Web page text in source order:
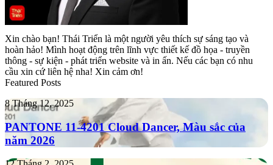
Xin chào bạn! Thái Triển là một người yêu thích sự sáng tạo và
hoàn hảo! Mình hoạt động trên lĩnh vực thiết kế đồ họa - truyền
thông - sự kiện - phát triển website và in ấn. Nếu các bạn có nhu
cầu xin cứ liên hệ nha! Xin cảm ơn!
Featured Posts
PANTONE
11-
4201
Cloud
Dancer,
Màu
8 Tháng 12, 2025
PANTONE 11-4201 Cloud Dancer, Màu sắc của
năm 2026